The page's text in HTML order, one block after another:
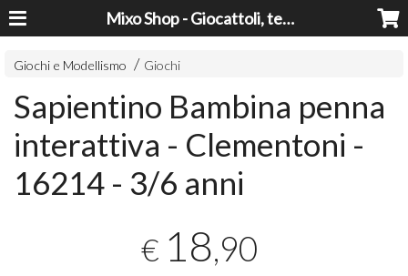
Mixo Shop - Giocattoli, tecnologia, casa e giardino a prezzi super!
Giochi e Modellismo Giochi
Sapientino Bambina penna
interattiva - Clementoni -
16214 - 3/6 anni
€ 18,90